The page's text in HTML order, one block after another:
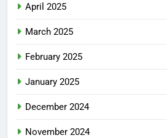
April 2025
March 2025
February 2025
January 2025
December 2024
November 2024